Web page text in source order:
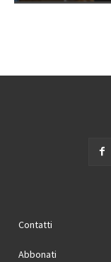
Contatti
Abbonati